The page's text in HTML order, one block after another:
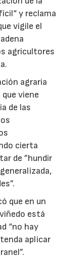
y reclama
vigile el
agricultores
agraria
viene
de las
cierta
de ”hundir
que en un
está
“no hay
aplicar